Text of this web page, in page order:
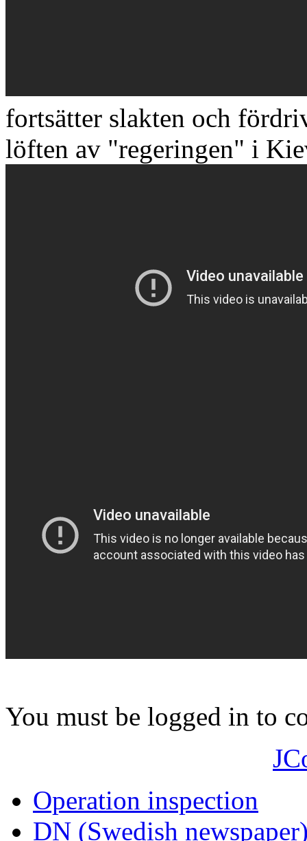
fortsätter slakten och
löften av "regeringen" i
You must be logged in to
Operation inspection
DN (Swedish